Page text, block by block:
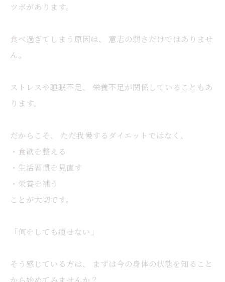
ツボがあります。
食べ過ぎてしまう原因は、 意志の弱さだけではありませ
ん。
ストレスや睡眠不足、 栄養不足が関係していることもあ
ります。
だからこそ、 ただ我慢するダイエットではなく、
・食欲を整える
・生活習慣を見直す
・栄養を補う
ことが大切です。
「何をしても痩せない」
そう感じている方は、 まずは今の身体の状態を知ること
から始めてみませんか？